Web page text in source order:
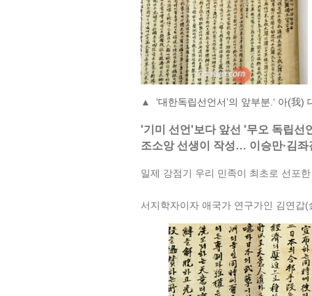
▲ ‘대한독립선언서’의 앞부분.‘ 아(
'기미 선언'보다 앞선 '무오 독립
조소앙 선생이 작성… 이승만·김좌
일제 강점기 우리 민족이 최초로 선포
서지학자이자 애국가 연구가인 김연갑